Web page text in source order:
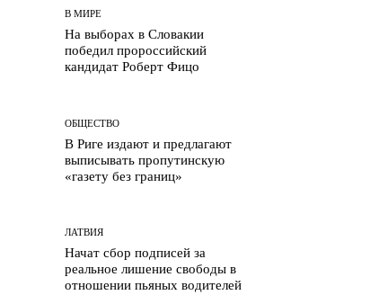
В МИРЕ
На выборах в Словакии
победил пророссийский
кандидат Роберт Фицо
В Риге издают и
предлагают выписывать
пропутинскую «газету без
границ»
Начат сбор подписей за
реальное лишение свободы
в отношении пьяных